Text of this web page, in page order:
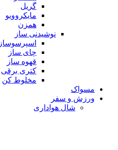
گریل
مایکروویو
همزن
نوشیدنی ساز
اسپرسوساز
چای ساز
قهوه ساز
کتری برقی
مخلوط کن
مسواک
ورزش و سفر
شال هواداری